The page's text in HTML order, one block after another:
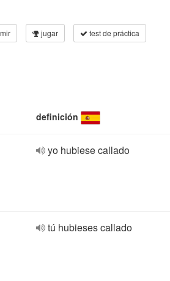
jugar test de práctica
definición
yo hubiese callado
tú hubieses callado